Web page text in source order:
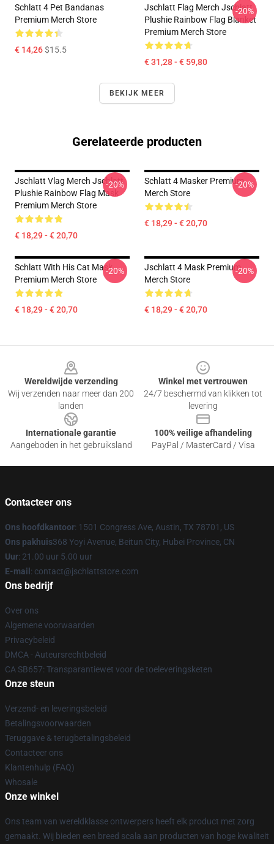
Schlatt 4 Pet Bandanas
Premium Merch Store
€ 14,26$15.5
Jschlatt Flag Merch Jschlatt
Plushie Rainbow Flag Blanket
Premium Merch Store
€ 31,28 - € 59,80
-20%
BEKIJK MEER
Gerelateerde producten
Jschlatt Vlag Merch Jschlatt
Plushie Rainbow Flag Mask
Premium Merch Store
€ 18,29 - € 20,70
-20%
Schlatt 4 Masker Premium
Merch Store
€ 18,29 - € 20,70
-20%
Schlatt With His Cat Mask
Premium Merch Store
€ 18,29 - € 20,70
-20%
Jschlatt 4 Mask Premium
Merch Store
€ 18,29 - € 20,70
-20%
Wereldwijde verzending
Wij verzenden naar meer dan 200
landen
Winkel met vertrouwen
24/7 beschermd van klikken tot
levering
Internationale garantie
Aangeboden in het gebruiksland
100% veilige afhandeling
PayPal / MasterCard / Visa
Contacteer ons
Ons hoofdkantoor: 1501 Congress Ave, Austin, TX 78701, US
Ons pakhuis368 Yoyi Avenue, Beitun City, Hubei Province, CN
Uur: 21.00 uur 5.00 uur
E-mail : contact@jschlattstore.com
Ons bedrijf
Over ons
Algemene voorwaarden
Privacybeleid
DMCA - Auteursrechtbeleid
CA SB657: Transparantiewet voor de toeleveringsketen
Onze steun
Verzend- en leveringsbeleid
Betalingsvoorwaarden
Teruggave & terugbetalingsbeleid
Contacteer ons
Klantenhulp (FAQ)
Whosale
Onze winkel
Ons team van wereldklasse ontwerpers heeft elk product met zorg
gemaakt. Wij bieden een breed scala aan producten van hoge kwaliteit